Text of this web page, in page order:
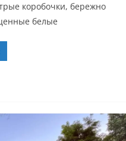
коробочки, бережно
белые